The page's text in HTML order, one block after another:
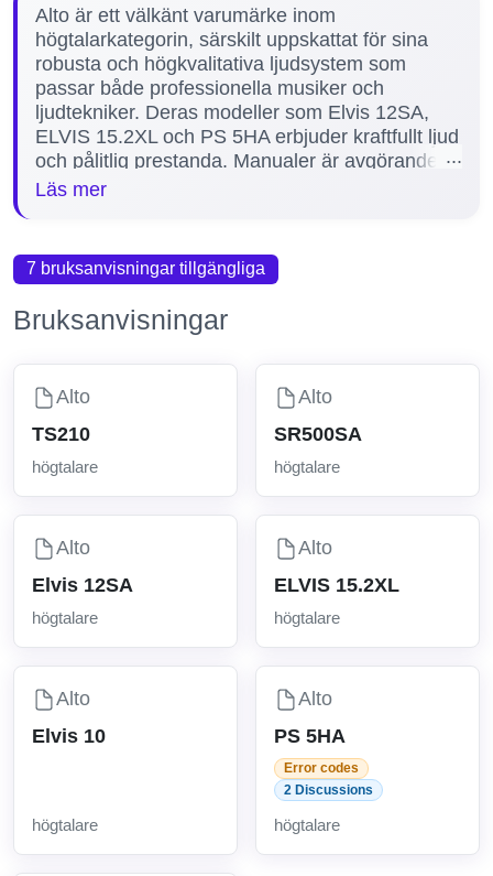
Alto är ett välkänt varumärke inom
högtalarkategorin, särskilt uppskattat för sina
robusta och högkvalitativa ljudsystem som
passar både professionella musiker och
ljudtekniker. Deras modeller som Elvis 12SA,
ELVIS 15.2XL och PS 5HA erbjuder kraftfullt ljud
och pålitlig prestanda. Manualer är avgörande
för att säkerställa korrekt installation,
ljudkvaliteten. Vi tillhandahåller fem detaljerade
manualer för olika Alto-modeller, vilket gör det
enklare för dig att hitta rätt information och få ut
det mesta av din högtalare.
Läs mer
7 bruksanvisningar tillgängliga
Bruksanvisningar
Alto
TS210
högtalare
Alto
SR500SA
högtalare
Alto
Elvis 12SA
högtalare
Alto
ELVIS 15.2XL
högtalare
Alto
Elvis 10
högtalare
Alto
PS 5HA
Error codes
2 Discussions
högtalare